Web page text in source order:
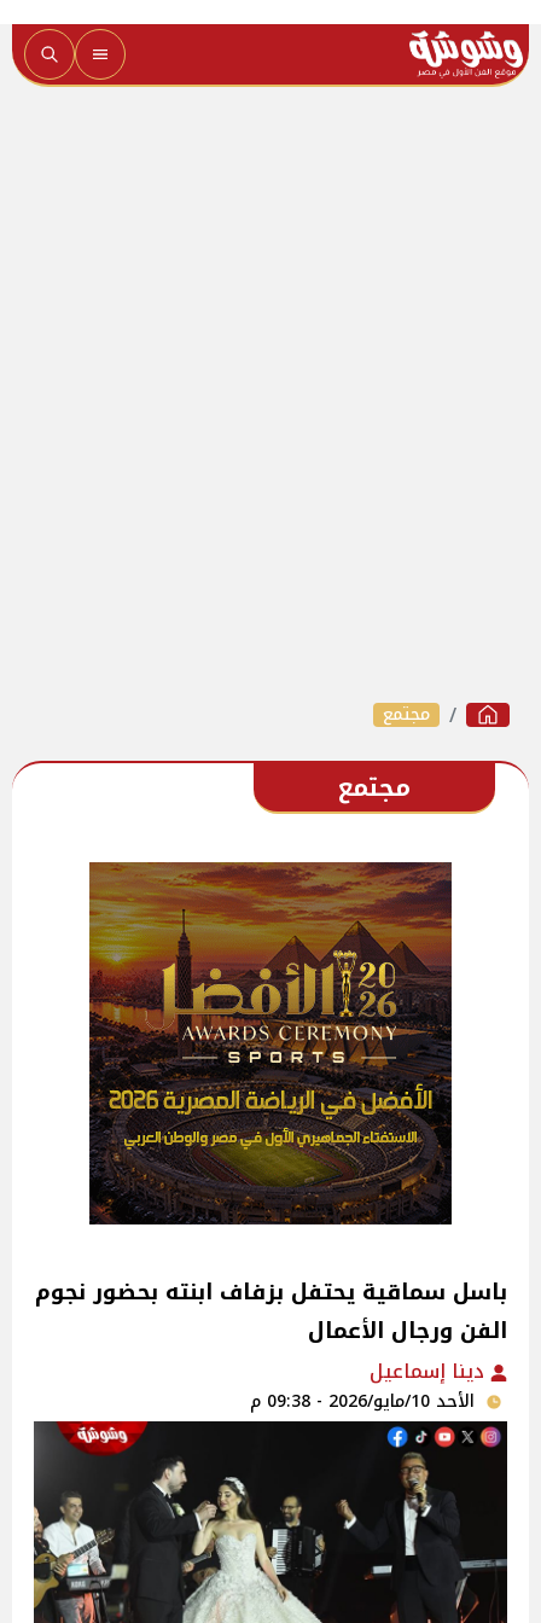
مجتمع
مجتمع
باسل سماقية يحتفل بزفاف ابنته بحضور نجوم
الفن ورجال الأعمال
دينا إسماعيل
الأحد 10/مايو/2026 - 09:38 م